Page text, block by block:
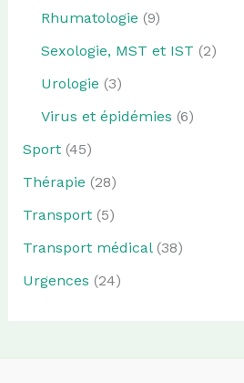
Rhumatologie (9)
Sexologie, MST et IST (2)
Urologie (3)
Virus et épidémies (6)
Sport(45)
Thérapie (28)
Transport(5)
Transport médical(38)
Urgences (24)